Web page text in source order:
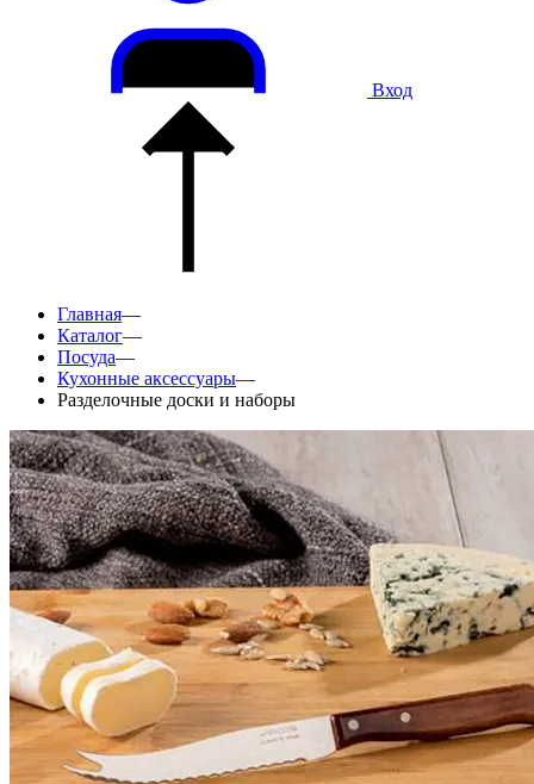
Вход
Главная—
Каталог—
Посуда—
Кухонные аксессуары—
Разделочные доски и наборы